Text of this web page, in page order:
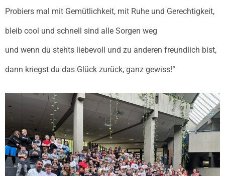
Probiers mal mit Gemütlichkeit, mit Ruhe und Gerechtigkeit,
bleib cool und schnell sind alle Sorgen weg
und wenn du stehts liebevoll und zu anderen freundlich bist,
dann kriegst du das Glück zurück, ganz gewiss!“